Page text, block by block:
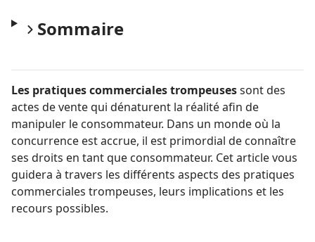
Sommaire
Les pratiques commerciales trompeusessont des
actes de vente qui dénaturent la réalité afin de
manipuler le consommateur. Dans un monde où la
concurrence est accrue, il est primordial de connaître
ses droits en tant que consommateur. Cet article vous
guidera à travers les différents aspects des pratiques
commerciales trompeuses, leurs implications et les
recours possibles.